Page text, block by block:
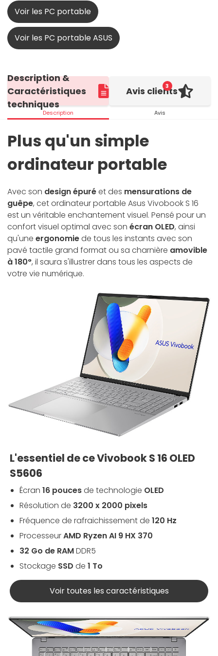
Voir les PC portable
Voir les PC portable ASUS
Description &
Caractéristiques
techniques
Description
3
Avis clients
Avis
Plus qu'un simple
ordinateur portable
Avec son design épuréet des mensurations de
guêpe, cet ordinateur portable Asus Vivobook S 16
est un véritable enchantement visuel. Pensé pour un
confort visuel optimal avec son écran OLED, ainsi
qu'une ergonomiede tous les instants avec son
pavé tactile grand format ou sa charnière amovible
à 180°, il saura s'illustrer dans tous les aspects de
votre vie numérique.
L'essentiel de ce Vivobook S 16 OLED
S5606
Écran 16 poucesde technologie OLED
Résolution de 3200 x 2000 pixels
Fréquence de rafraichissement de 120 Hz
ProcesseurAMD Ryzen AI 9 HX 370
32 Go de RAMDDR5
Stockage SSD de 1 To
Voir toutes les caractéristiques